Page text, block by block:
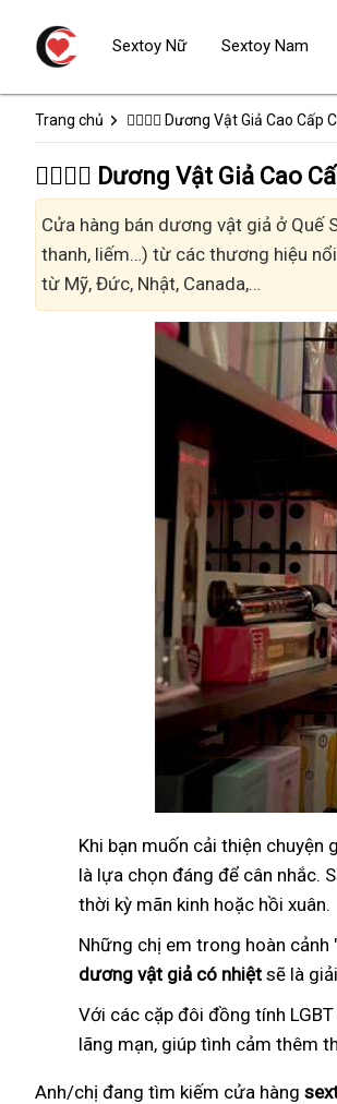
Trang chủ 👩‍❤️‍💋‍👨 Dương Vật Giả Cao
👩‍❤️‍💋‍👨 Dương Vật Giả Cao
Cửa hàng bán dương vật giả ở Quế
thanh, liếm…) từ các thương hiệu
từ Mỹ, Đức, Nhật, Canada,…
Khi bạn muốn cải thiện
là lựa chọn đáng để cân nhắc.
thời kỳ mãn kinh hoặc hồi xuân.
Những chị em trong hoàn
dương vật giả có nhiệt sẽ là
Với các cặp đôi đồng tính
lãng mạn, giúp tình cảm thêm
Anh/chị đang tìm kiếm cửa hàng
Sextoy Nữ Sextoy Nam